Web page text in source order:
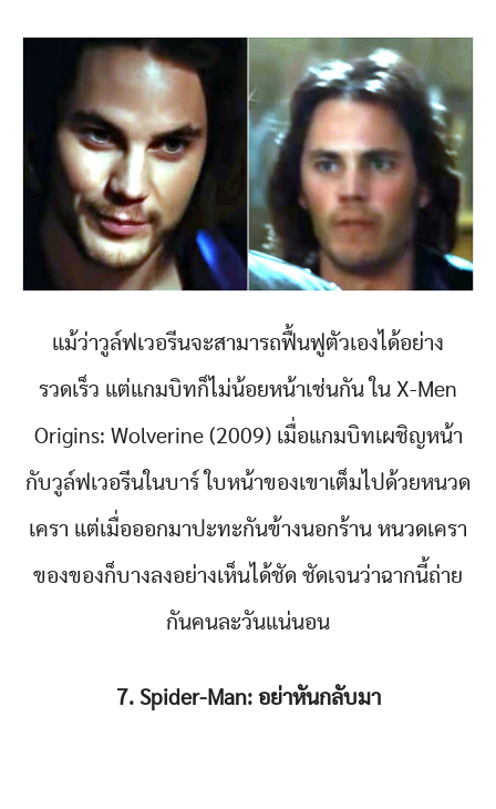
แม้ว่าวูล์ฟเวอรีนจะสามารถฟื้นฟูตัวเองได้อย่าง
รวดเร็ว แต่แกมบิทก็ไม่น้อยหน้าเช่นกัน ใน X-Men
Origins: Wolverine (2009) เมื่อแกมบิทเผชิญหน้า
กับวูล์ฟเวอรีนในบาร์ ใบหน้าของเขาเต็มไปด้วยหนวด
เครา แต่เมื่อออกมาปะทะกันข้างนอกร้าน หนวดเครา
ของของก็บางลงอย่างเห็นได้ชัด ชัดเจนว่าฉากนี้ถ่าย
กันคนละวันแน่นอน
7. Spider-Man: อย่าหันกลับมา